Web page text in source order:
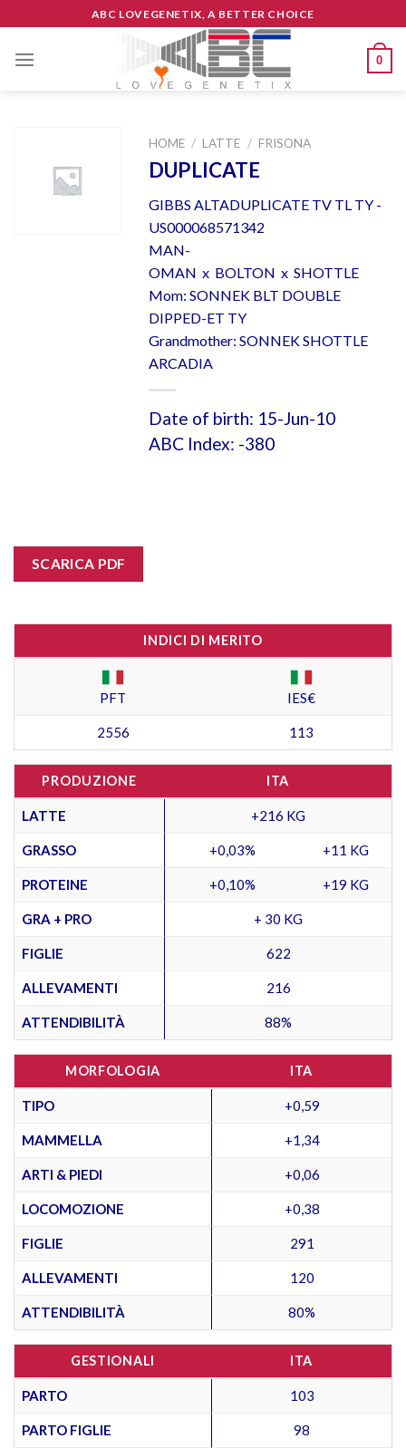
to
content
ABC LOVEGENETIX, A BETTER CHOICE
0
HOME / LATTE / FRISONA
DUPLICATE
GIBBS ALTADUPLICATE TV TL TY -
US000068571342
MAN-
OMAN x BOLTON x SHOTTLE
Mom: SONNEK BLT DOUBLE
DIPPED-ET TY
Grandmother: SONNEK SHOTTLE
ARCADIA
Date of birth: 15-Jun-10
ABC Index: -380
SCARICA PDF
INDICI DI MERITO
PFT IES€
2556 113
PRODUZIONE ITA
LATTE +216 KG
GRASSO +0,03% +11 KG
PROTEINE +0,10% +19 KG
GRA + PRO + 30 KG
FIGLIE 622
ALLEVAMENTI 216
ATTENDIBILITÀ 88%
MORFOLOGIA ITA
TIPO +0,59
MAMMELLA +1,34
ARTI & PIEDI +0,06
LOCOMOZIONE +0,38
FIGLIE 291
ALLEVAMENTI 120
ATTENDIBILITÀ 80%
GESTIONALI ITA
PARTO 103
PARTO FIGLIE 98